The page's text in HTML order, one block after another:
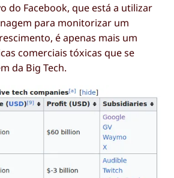
do Facebook, que está a utilizar
para monitorizar um
é apenas mais um
comerciais tóxicas que se
da Big Tech.